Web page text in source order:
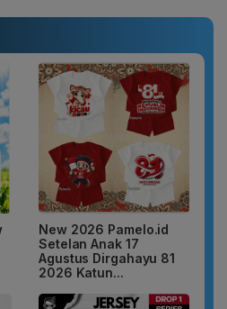
New 2026 Pamelo.id
Setelan Anak 17
Agustus Dirgahayu 81
2026 Katun...